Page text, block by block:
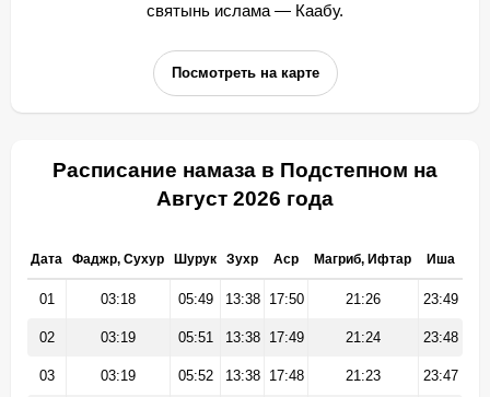
святынь ислама — Каабу.
Посмотреть на карте
Расписание намаза в Подстепном на
Август 2026 года
Дата Фаджр, Сухур Шурук Зухр Аср Магриб, Ифтар Иша
01 03:18 05:49 13:38 17:50 21:26 23:49
02 03:19 05:51 13:38 17:49 21:24 23:48
03 03:19 05:52 13:38 17:48 21:23 23:47